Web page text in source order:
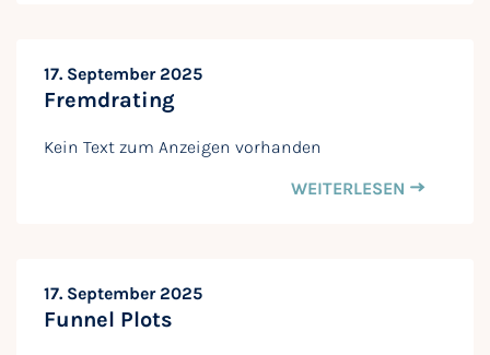
17. September 2025
Fremdrating
Kein Text zum Anzeigen vorhanden
WEITERLESEN
17. September 2025
Funnel Plots